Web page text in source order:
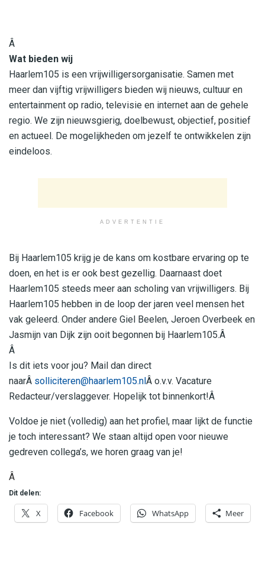
Â
Wat bieden wij
Haarlem105 is een vrijwilligersorganisatie. Samen met
meer dan vijftig vrijwilligers bieden wij nieuws, cultuur en
entertainment op radio, televisie en internet aan de gehele
regio. We zijn nieuwsgierig, doelbewust, objectief, positief
en actueel. De mogelijkheden om jezelf te ontwikkelen zijn
eindeloos.
ADVERTENTIE
Bij Haarlem105 krijg je de kans om kostbare ervaring op te
doen, en het is er ook best gezellig. Daarnaast doet
Haarlem105 steeds meer aan scholing van vrijwilligers. Bij
Haarlem105 hebben in de loop der jaren veel mensen het
vak geleerd. Onder andere Giel Beelen, Jeroen Overbeek en
Jasmijn van Dijk zijn ooit begonnen bij Haarlem105.Â
Â
Is dit iets voor jou? Mail dan direct
naarÂ solliciteren@haarlem105.nlÂ o.v.v. Vacature
Redacteur/verslaggever. Hopelijk tot binnenkort!Â
Voldoe je niet (volledig) aan het profiel, maar lijkt de functie
je toch interessant? We staan altijd open voor nieuwe
gedreven collega’s, we horen graag van je!
Â
Dit delen:
X Facebook WhatsApp Meer